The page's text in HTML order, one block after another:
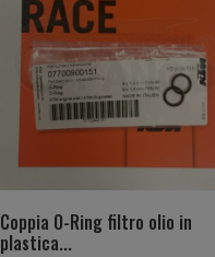
Coppia O-Ring filtro olio in
plastica...